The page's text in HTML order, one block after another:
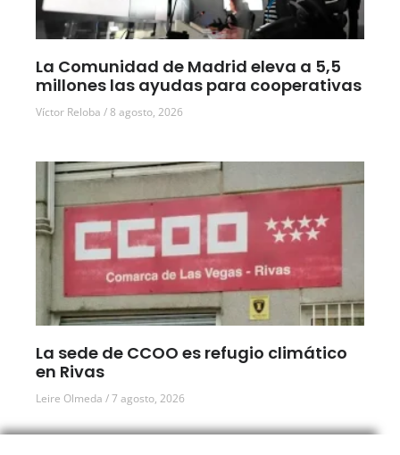
La Comunidad de Madrid eleva a 5,5
millones las ayudas para cooperativas
Víctor Reloba 8 agosto, 2026
La sede de CCOO es refugio climático
en Rivas
Leire Olmeda 7 agosto, 2026